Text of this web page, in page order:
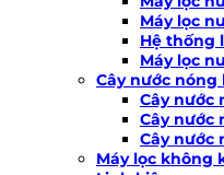
Máy lọc
Hệ thống
Máy lọc
Cây nước nóng
Cây nước
Cây nước
Cây nước
Máy lọc không